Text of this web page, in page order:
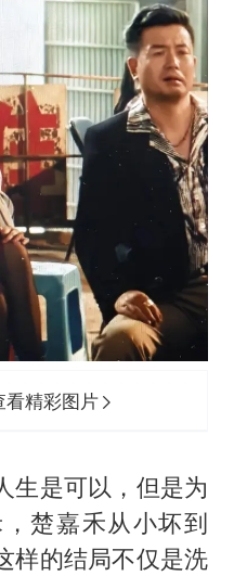
看精彩图片
生是可以，但是为
楚嘉禾从小坏到
样的结局不仅是洗